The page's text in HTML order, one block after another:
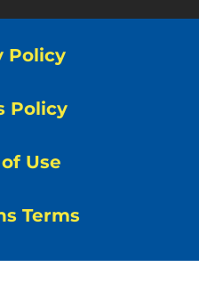
Policy
Policy
Use
Terms